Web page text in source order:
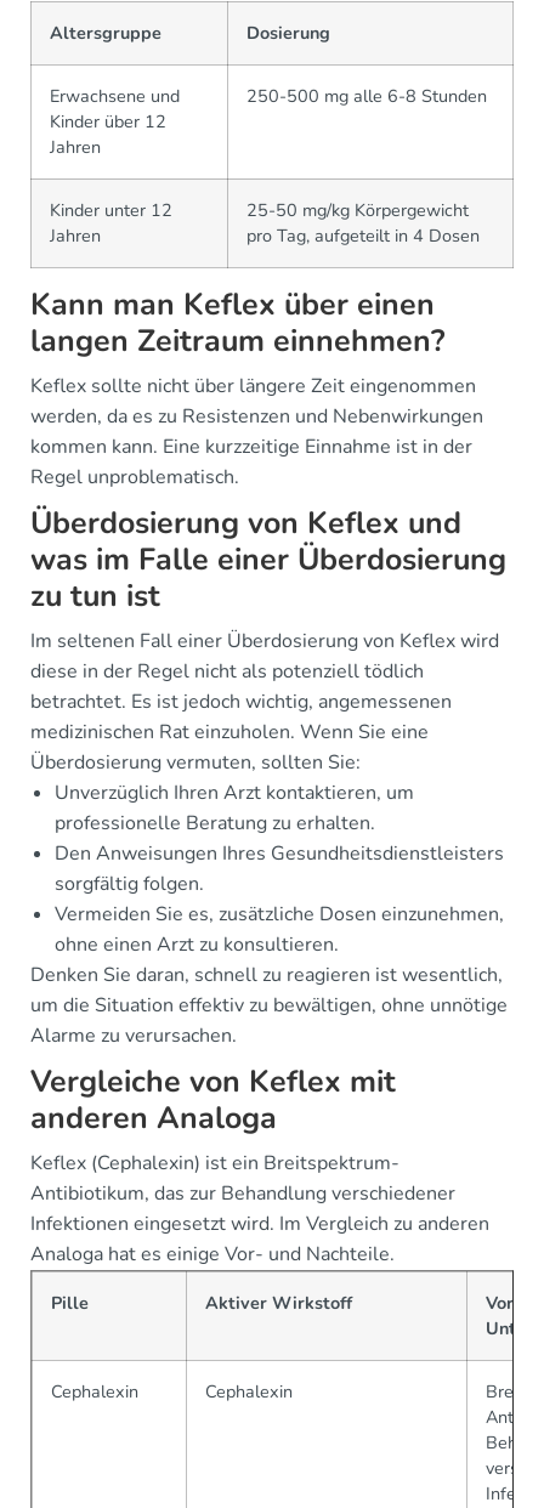
Altersgruppe Dosierung
Erwachsene und
Kinder über 12
Jahren
250-500 mg alle 6-8 Stunden
Kinder unter 12
Jahren
25-50 mg/kg Körpergewicht
pro Tag, aufgeteilt in 4 Dosen
Kann man Keflex über einen
langen Zeitraum einnehmen?
Keflex sollte nicht über längere Zeit eingenommen
werden, da es zu Resistenzen und Nebenwirkungen
kommen kann. Eine kurzzeitige Einnahme ist in der
Regel unproblematisch.
Überdosierung von Keflex und
was im Falle einer Überdosierung
zu tun ist
Im seltenen Fall einer Überdosierung von Keflex wird
diese in der Regel nicht als potenziell tödlich
betrachtet. Es ist jedoch wichtig, angemessenen
medizinischen Rat einzuholen. Wenn Sie eine
Überdosierung vermuten, sollten Sie:
Unverzüglich Ihren Arzt kontaktieren, um
professionelle Beratung zu erhalten.
Den Anweisungen Ihres Gesundheitsdienstleisters
sorgfältig folgen.
Vermeiden Sie es, zusätzliche Dosen einzunehmen,
ohne einen Arzt zu konsultieren.
Denken Sie daran, schnell zu reagieren ist wesentlich,
um die Situation effektiv zu bewältigen, ohne unnötige
Alarme zu verursachen.
Vergleiche von Keflex mit
anderen Analoga
Keflex (Cephalexin) ist ein Breitspektrum-
Antibiotikum, das zur Behandlung verschiedener
Infektionen eingesetzt wird. Im Vergleich zu anderen
Analoga hat es einige Vor- und Nachteile.
Pille Aktiver Wirkstoff
Cephalexin Cephalexin